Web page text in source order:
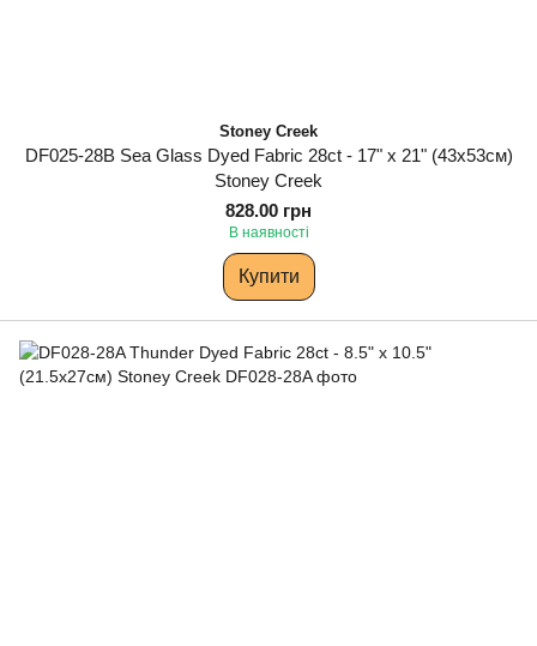
Stoney Creek
DF025-28B Sea Glass Dyed Fabric 28ct - 17" x 21" (43х53см)
Stoney Creek
828.00 грн
В наявності
Купити